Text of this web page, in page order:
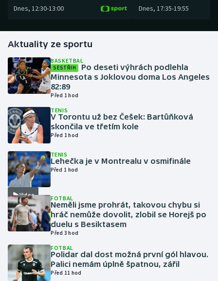
Florbal
Futsal
Golf
Gymnastika
Házená
Jezdectví
Judo
Krasobruslení
Lezení
Lyže a snowboard
Moderní pětiboj
Dnes, 12:30-13:00 Dnes, 17:35-19:55
Aktuality ze sportu
BASKETBAL
SESTŘIH
Po deseti výhrách podlehla
Minnesota s Joklovou doma Los Angeles
82:89
Před 1 hod
TENIS
V Torontu už bez Češek: Bartůňková
skončila ve třetím kole
Před 1 hod
Video
TENIS
Lehečka je v Montrealu v osmifinále
Před 1 hod
FOTBAL
Neměli jsme prohrát, takovou chybu si
hráč nemůže dovolit, zlobil se Horejš po
duelu s Besiktasem
Před 3 hod
FOTBAL
Polidar dal dost možná první gól hlavou.
Palici nemám úplně špatnou, zářil
Před 11 hod